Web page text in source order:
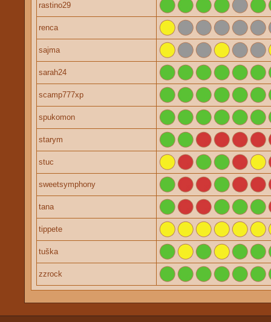
rastino29
renca
sajma
sarah24
scamp777xp
spukomon
starym
stuc
sweetsymphony
tana
tippete
tuška
zzrock